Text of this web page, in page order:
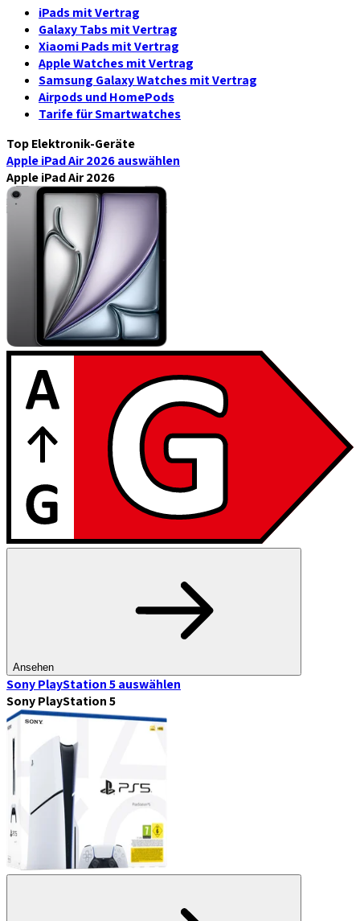
iPads mit Vertrag
Galaxy Tabs mit Vertrag
Xiaomi Pads mit Vertrag
Apple Watches mit Vertrag
Samsung Galaxy Watches mit Vertrag
Airpods und HomePods
Tarife für Smartwatches
Top Elektronik-Geräte
Apple iPad Air 2026auswählen
Apple iPad Air 2026
Ansehen
Sony PlayStation 5auswählen
Sony PlayStation 5